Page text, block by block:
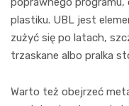
plastiku. UBL jest
zużyć się po latach,
trzaskane albo pralka
Warto też obejrzeć